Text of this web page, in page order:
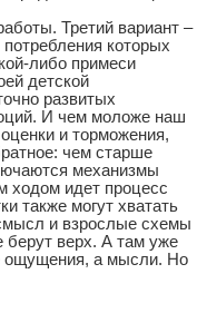
Третий вариант –
которых
либо примеси
детской
развитых
И чем моложе наш
и торможения,
чем старше
механизмы
ходом идет процесс
также могут хватать
и взрослые схемы
берут верх. А там уже
ощущения, а мысли. Но